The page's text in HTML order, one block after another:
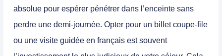
absolue pour espérer pénétrer dans l’enceinte sans
perdre une demi-journée. Opter pour un billet coupe-file
ou une visite guidée en français est souvent